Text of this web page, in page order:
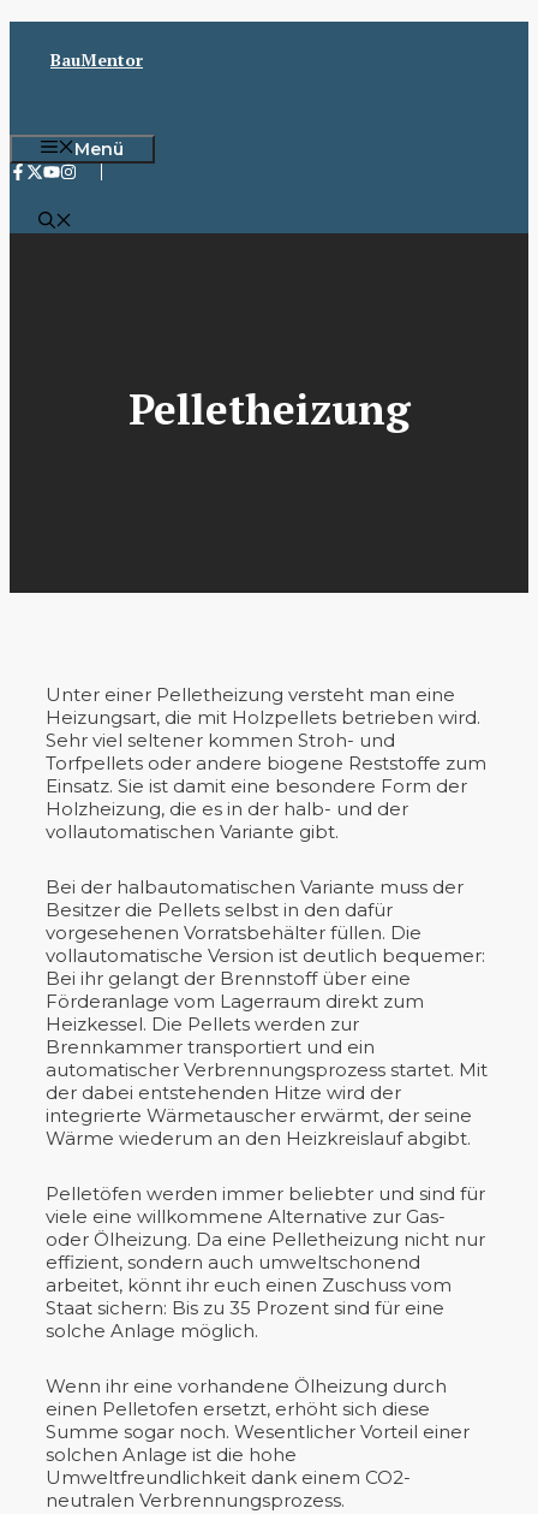
InhaltBauMentor
Menü
Pelletheizung
Unter einer Pelletheizung versteht man eine
Heizungsart, die mit Holzpellets betrieben wird.
Sehr viel seltener kommen Stroh- und
Torfpellets oder andere biogene Reststoffe zum
Einsatz. Sie ist damit eine besondere Form der
Holzheizung, die es in der halb- und der
vollautomatischen Variante gibt.
Bei der halbautomatischen Variante muss der
Besitzer die Pellets selbst in den dafür
vorgesehenen Vorratsbehälter füllen. Die
vollautomatische Version ist deutlich bequemer:
Bei ihr gelangt der Brennstoff über eine
Förderanlage vom Lagerraum direkt zum
Heizkessel. Die Pellets werden zur
Brennkammer transportiert und ein
automatischer Verbrennungsprozess startet. Mit
der dabei entstehenden Hitze wird der
integrierte Wärmetauscher erwärmt, der seine
Wärme wiederum an den Heizkreislauf abgibt.
Pelletöfen werden immer beliebter und sind für
viele eine willkommene Alternative zur Gas-
oder Ölheizung. Da eine Pelletheizung nicht nur
effizient, sondern auch umweltschonend
arbeitet, könnt ihr euch einen Zuschuss vom
Staat sichern: Bis zu 35 Prozent sind für eine
solche Anlage möglich.
Wenn ihr eine vorhandene Ölheizung durch
einen Pelletofen ersetzt, erhöht sich diese
Summe sogar noch. Wesentlicher Vorteil einer
solchen Anlage ist die hohe
Umweltfreundlichkeit dank einem CO2-
neutralen Verbrennungsprozess.